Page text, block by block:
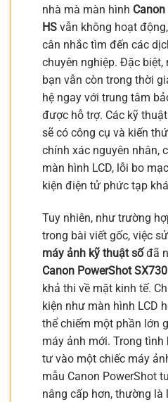
nhà mà màn hình
HS vẫn không hoạt
cân nhắc tìm đến các
chuyên nghiệp. Đặc biệt,
bạn vẫn còn trong thời
hệ ngay với trung tâm
được hỗ trợ. Các kỹ
sẽ có công cụ và kiến
chính xác nguyên nhân,
màn hình LCD, lỗi bo
kiện điện tử phức tạp
Tuy nhiên, như trường
trong bài viết gốc, việc
máy ảnh kỹ thuật sốđã
Canon PowerShot
khả thi về mặt kinh tế.
kiện như màn hình LCD
thể chiếm một phần lớn
máy ảnh mới. Trong tình
tư vào một chiếc máy
mẫu Canon PowerShot
nâng cấp hơn, thường là